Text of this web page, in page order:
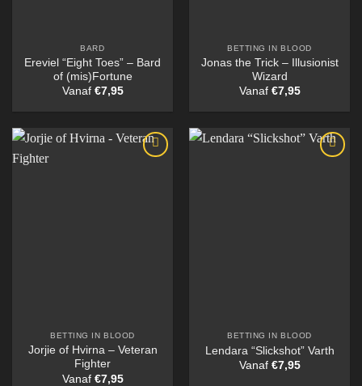
BARD
Ereviel “Eight Toes” – Bard
of (mis)Fortune
Vanaf €7,95
BETTING IN BLOOD
Jonas the Trick – Illusionist
Wizard
Vanaf €7,95
BETTING IN BLOOD
Jorjie of Hvirna – Veteran
Fighter
Vanaf €7,95
BETTING IN BLOOD
Lendara “Slickshot” Varth
Vanaf €7,95